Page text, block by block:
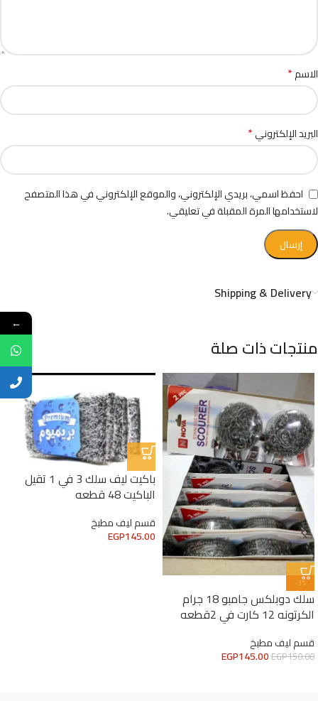
الاسم*
البريد الإلكتروني*
احفظ اسمي، بريدي الإلكتروني، والموقع الإلكتروني في هذا المتصفح
لاستخدامها المرة المقبلة في تعليقي.
Shipping & Delivery
منتجات ذات صلة
-3%
سلك دوبلكس جامبو 18 جرام
الكرتونه 12 كارت في 2قطعه
قسم ليف مطبخ
EGP150.00
EGP145.00
باكيت ليف سلك 3 في 1 تقيل
الباكيت 48 قطعه
قسم ليف مطبخ
EGP145.00
←